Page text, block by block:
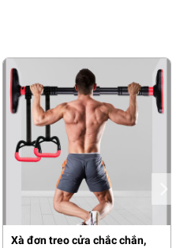
Xà đơn treo cửa chắc chắn,